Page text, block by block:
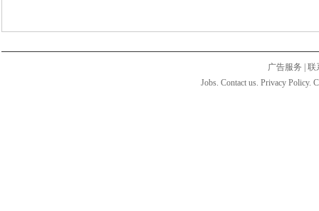
广告服务
联
Jobs. Contact us. Privacy Policy.